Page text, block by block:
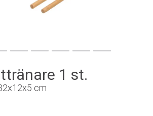
1 st.
cm